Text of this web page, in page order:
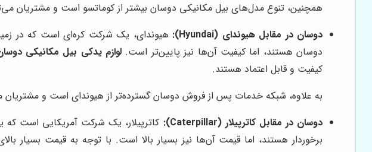
همچنین، تنوع مدل‌های بیل مکانیکی دوسان بیشتر از کوماتسو است و مشتریان
دوسان در مقابل هیوندای (Hyundai):
هیوندای، یک شرکت کره‌ای است که در
دوسان هستند، اما کیفیت آن‌ها نیز پایین‌تر است. لوازم یدکی بیل مکانیکی
کیفیت و قابل اعتماد هستند.
به علاوه، شبکه خدمات پس از فروش دوسان گسترده‌تر از هیوندای است و
دوسان در مقابل کاترپیلار (Caterpillar):
کاترپیلار، یک شرکت آمریکایی است که
برخوردار هستند، اما قیمت آن‌ها نیز بسیار بالا است. با توجه به قیمت بسیار